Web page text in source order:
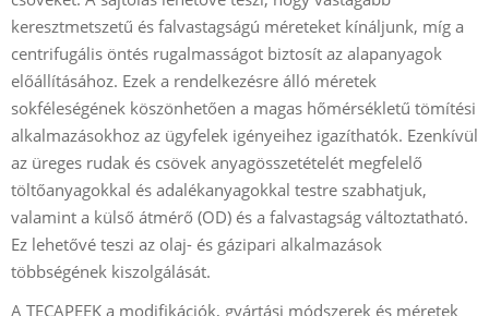
keresztmetszetű és falvastagságú méreteket kínáljunk, míg a
centrifugális öntés rugalmasságot biztosít az alapanyagok
előállításához. Ezek a rendelkezésre álló méretek
sokféleségének köszönhetően a magas hőmérsékletű tömítési
alkalmazásokhoz az ügyfelek igényeihez igazíthatók. Ezenkívül
az üreges rudak és csövek anyagösszetételét megfelelő
töltőanyagokkal és adalékanyagokkal testre szabhatjuk,
valamint a külső átmérő (OD) és a falvastagság változtatható.
Ez lehetővé teszi az olaj- és gázipari alkalmazások
többségének kiszolgálását.
A TECAPEEK a modifikációk, gyártási módszerek és méretek